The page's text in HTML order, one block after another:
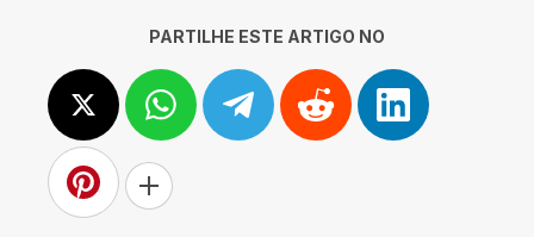
PARTILHE ESTE ARTIGO NO